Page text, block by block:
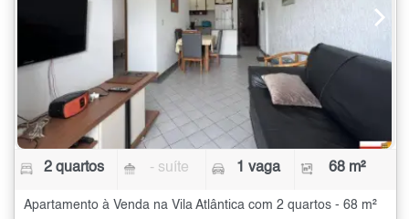
2 quartos - suíte 1 vaga 68 m²
Apartamento à Venda na Vila Atlântica com 2 quartos - 68 m²